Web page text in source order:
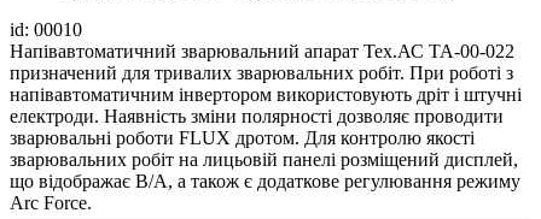
id: 00010
Напівавтоматичний зварювальний апарат Тех.АС ТА-00-022
призначений для тривалих зварювальних робіт. При роботі з
напівавтоматичним інвертором використовують дріт і штучні
електроди. Наявність зміни полярності дозволяє проводити
зварювальні роботи FLUX дротом. Для контролю якості
зварювальних робіт на лицьовій панелі розміщений дисплей,
що відображає В/А, а також є додаткове регулювання режиму
Arc Force.